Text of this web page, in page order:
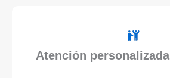
Atención personalizada